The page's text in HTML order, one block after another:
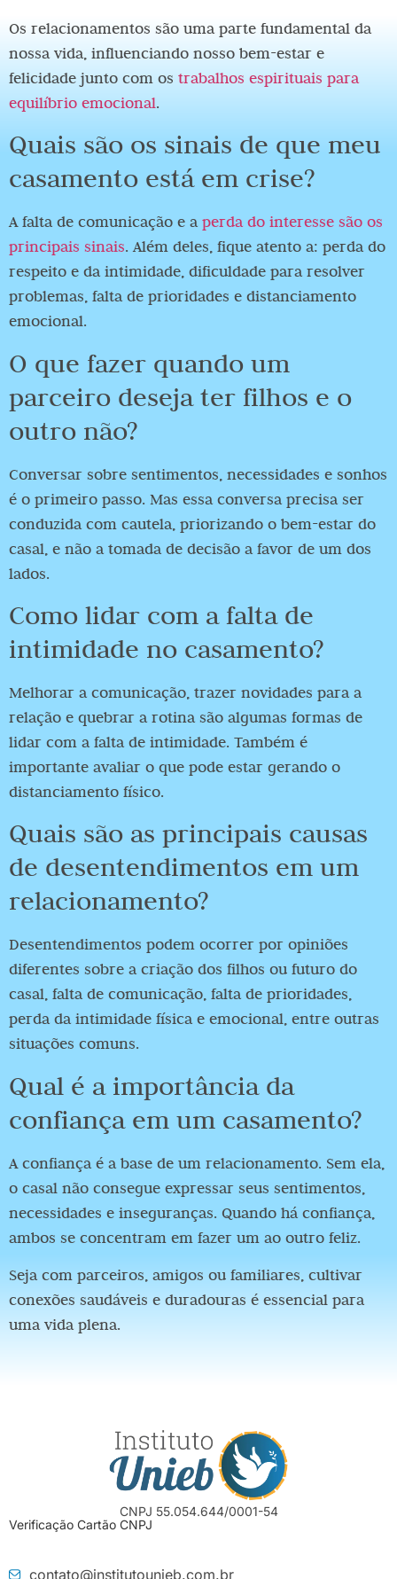
Os relacionamentos são uma parte fundamental da
nossa vida, influenciando nosso bem-estar e
felicidade junto com os trabalhos espirituais para
equilíbrio emocional.
Quais são os sinais de que meu
casamento está em crise?
A falta de comunicação e a perda do interesse são os
principais sinais. Além deles, fique atento a: perda do
respeito e da intimidade, dificuldade para resolver
problemas, falta de prioridades e distanciamento
emocional.
O que fazer quando um
parceiro deseja ter filhos e o
outro não?
Conversar sobre sentimentos, necessidades e sonhos
é o primeiro passo. Mas essa conversa precisa ser
conduzida com cautela, priorizando o bem-estar do
casal, e não a tomada de decisão a favor de um dos
lados.
Como lidar com a falta de
intimidade no casamento?
Melhorar a comunicação, trazer novidades para a
relação e quebrar a rotina são algumas formas de
lidar com a falta de intimidade. Também é
importante avaliar o que pode estar gerando o
distanciamento físico.
Quais são as principais causas
de desentendimentos em um
relacionamento?
Desentendimentos podem ocorrer por opiniões
diferentes sobre a criação dos filhos ou futuro do
casal, falta de comunicação, falta de prioridades,
perda da intimidade física e emocional, entre outras
situações comuns.
Qual é a importância da
confiança em um casamento?
A confiança é a base de um relacionamento. Sem ela,
o casal não consegue expressar seus sentimentos,
necessidades e inseguranças. Quando há confiança,
ambos se concentram em fazer um ao outro feliz.
Seja com parceiros, amigos ou familiares, cultivar
conexões saudáveis e duradouras é essencial para
uma vida plena.
CNPJ 55.054.644/0001-54
Verificação Cartão CNPJ
contato@institutounieb.com.br